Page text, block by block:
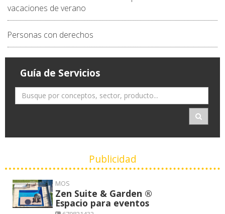
vacaciones de verano
Personas con derechos
Guía de Servicios
Publicidad
MOS
Zen Suite & Garden ®
Espacio para eventos